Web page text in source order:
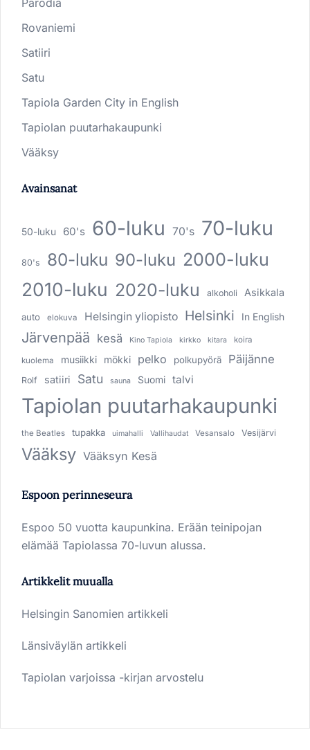
Parodia
Rovaniemi
Satiiri
Satu
Tapiola Garden City in English
Tapiolan puutarhakaupunki
Vääksy
Avainsanat
50-luku 60's 60-luku 70's 70-luku
80's 80-luku 90-luku 2000-luku
2010-luku 2020-luku alkoholi Asikkala
auto elokuva Helsingin yliopisto Helsinki In English
Järvenpää kesä Kino Tapiola kirkko kitara koira
kuolema musiikki mökki pelko polkupyörä Päijänne
Rolf satiiri Satu sauna Suomi talvi
Tapiolan puutarhakaupunki
the Beatles tupakka uimahalli Vallihaudat Vesansalo Vesijärvi
Vääksy Vääksyn Kesä
Espoon perinneseura
Espoo 50 vuotta kaupunkina. Erään teinipojan
elämää Tapiolassa 70-luvun alussa.
Artikkelit muualla
Helsingin Sanomien artikkeli
Länsiväylän artikkeli
Tapiolan varjoissa -kirjan arvostelu